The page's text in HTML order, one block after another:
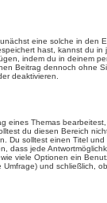
eine solche in den
hast, kannst du in
indem du in deinem
Beitrag dennoch ohne
deaktivieren.
Themas
du diesen Bereich
Du solltest einen Titel
dass jede
viele Optionen ein
und schließlich,